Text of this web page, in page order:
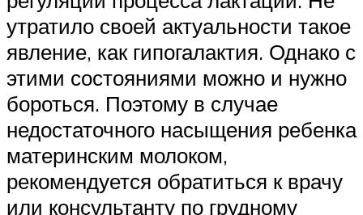
утратило своей актуальности такое
явление, как гипогалактия. Однако с
этими состояниями можно и нужно
бороться. Поэтому в случае
недостаточного насыщения ребенка
материнским молоком,
рекомендуется обратиться к врачу
или консультанту по грудному